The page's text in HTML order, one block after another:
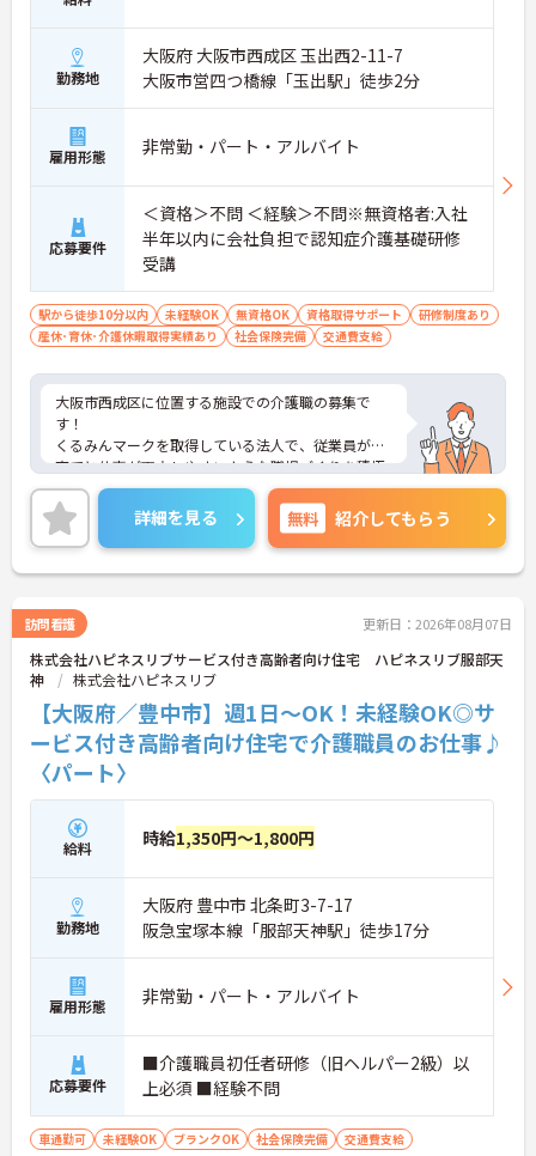
勤務地
大阪府 大阪市西成区 玉出西2-11-7
大阪市営四つ橋線「玉出駅」徒歩2分
雇用形態 非常勤・パート・アルバイト
応募要件
＜資格＞不問 ＜経験＞不問※無資格者:入社
半年以内に会社負担で認知症介護基礎研修
受講
駅から徒歩10分以内 未経験OK 無資格OK 資格取得サポート
研修制度あり
産休･育休･介護休暇取得実績あり
社会保険完備 交通費支給
大阪市西成区に位置する施設での介護職の募集で
す！
くるみんマークを取得している法人で、従業員が子
育てと仕事が両立しやすいような職場づくりを積極
的に行っています。
ご興味ある方には、面接対策ポイントなど、さらに
詳細をお話しいたしますのでお気軽にご相談くださ
い！
詳細を見る 無料 紹介してもらう
訪問看護 更新日：2026年08月07日
株式会社ハピネスリブサービス付き高齢者向け住宅 ハピネスリブ服部天
神
株式会社ハピネスリブ
【大阪府／豊中市】週1日～OK！未経験OK◎サ
ービス付き高齢者向け住宅で介護職員のお仕事♪
〈パート〉
給料 時給1,350円～1,800円
勤務地
大阪府 豊中市 北条町3-7-17
阪急宝塚本線「服部天神駅」徒歩17分
雇用形態 非常勤・パート・アルバイト
応募要件
■介護職員初任者研修（旧ヘルパー2級）以
上必須 ■経験不問
車通勤可 未経験OK ブランクOK 社会保険完備 交通費支給